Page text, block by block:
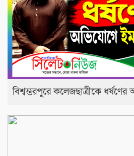
বিশ্বম্ভরপুরে কলেজছাত্রীকে ধর্ষণের